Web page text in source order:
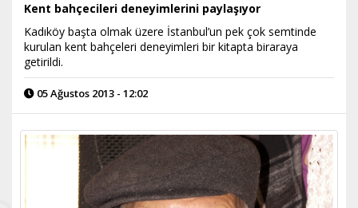
Kent bahçecileri deneyimlerini paylaşıyor
Kadıköy başta olmak üzere İstanbul’un pek çok semtinde
kurulan kent bahçeleri deneyimleri bir kitapta biraraya
getirildi.
05 Ağustos 2013 - 12:02